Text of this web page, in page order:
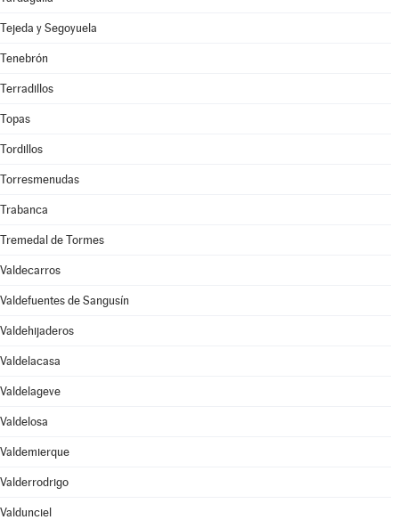
Tejeda y Segoyuela
Tenebrón
Terradillos
Topas
Tordillos
Torresmenudas
Trabanca
Tremedal de Tormes
Valdecarros
Valdefuentes de Sangusín
Valdehijaderos
Valdelacasa
Valdelageve
Valdelosa
Valdemierque
Valderrodrigo
Valdunciel